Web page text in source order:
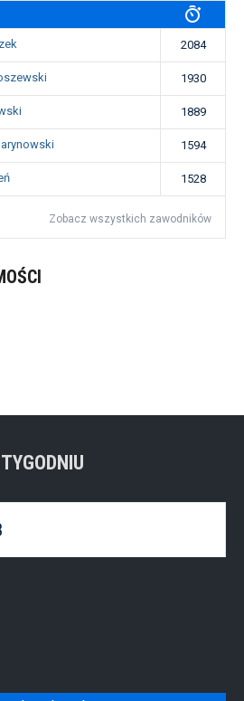
2084
1930
1889
1594
1528
Zobacz wszystkich zawodników